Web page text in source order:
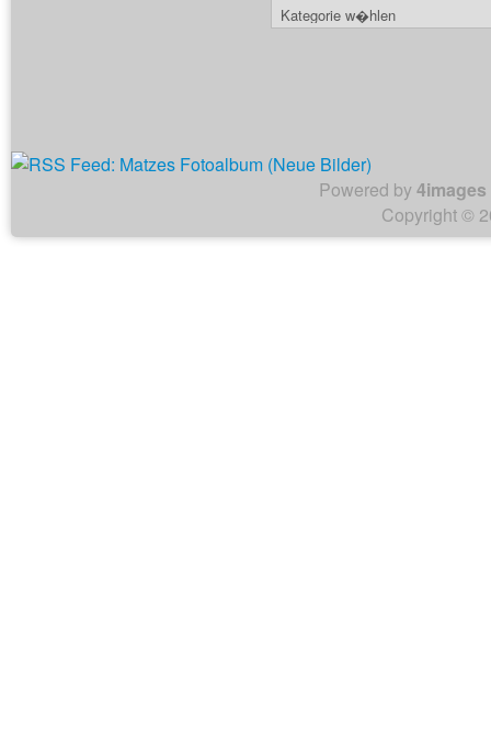
Powered by4images
Copyright ©